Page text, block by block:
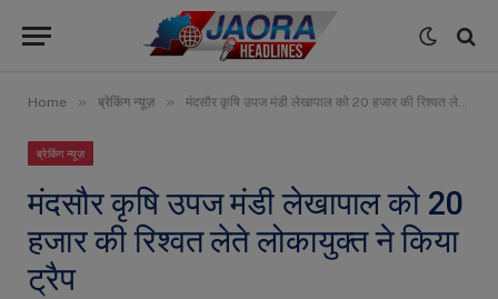
Home » ब्रेकिंग न्यूज़ » मंदसौर कृषि उपज मंडी लेखापाल को 20 हजार की रिश्वत लेते लोकायुक्त ने किया ट्रैप
ब्रेकिंग न्यूज़
मंदसौर कृषि उपज मंडी लेखापाल को 20
हजार की रिश्वत लेते लोकायुक्त ने किया
ट्रैप